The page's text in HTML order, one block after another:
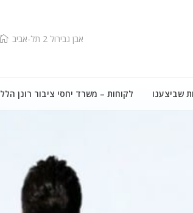
אבן גבירול 2 תל-אביב
שביצענו לקוחות – משרד יחסי ציבור רונן הלל